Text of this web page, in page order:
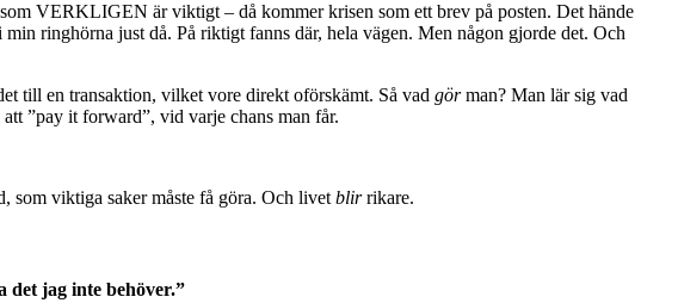
VERKLIGEN är viktigt – då kommer krisen som ett brev på posten. Det hände
ringhörna just då. På riktigt fanns där, hela vägen. Men någon gjorde det. Och
till en transaktion, vilket vore direkt oförskämt. Så vad görman? Man lär sig vad
”pay it forward”, vid varje chans man får.
som viktiga saker måste få göra. Och livet blirrikare.
det jag inte behöver.”